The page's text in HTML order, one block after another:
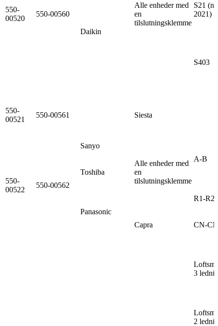
550-
00520
550-00560
Daikin
Alle enheder med
en
tilslutningsklemme
S21
2021)
S403
550-
00521
550-00561 Siesta
550-
00522
550-00562
Sanyo
Alle enheder med
en
tilslutningsklemme
A-B
Toshiba
Panasonic
R1-R2
Capra CN-
3
2